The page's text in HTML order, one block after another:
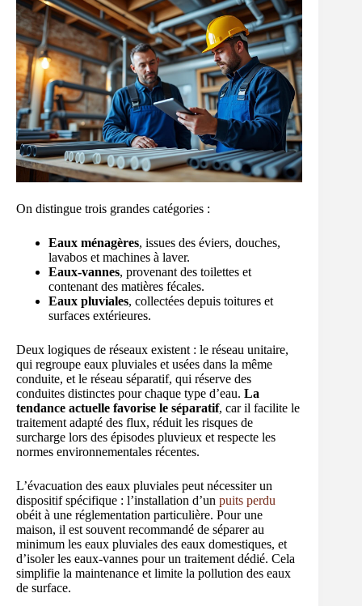
On distingue trois grandes catégories :
Eaux ménagères, issues des éviers, douches,
lavabos et machines à laver.
Eaux-vannes, provenant des toilettes et
contenant des matières fécales.
Eaux pluviales, collectées depuis toitures et
surfaces extérieures.
Deux logiques de réseaux existent : le réseau unitaire,
qui regroupe eaux pluviales et usées dans la même
conduite, et le réseau séparatif, qui réserve des
conduites distinctes pour chaque type d’eau. La
tendance actuelle favorise le séparatif, car il facilite le
traitement adapté des flux, réduit les risques de
surcharge lors des épisodes pluvieux et respecte les
normes environnementales récentes.
L’évacuation des eaux pluviales peut nécessiter un
dispositif spécifique : l’installation d’un puits perdu
obéit à une réglementation particulière. Pour une
maison, il est souvent recommandé de séparer au
minimum les eaux pluviales des eaux domestiques, et
d’isoler les eaux-vannes pour un traitement dédié. Cela
simplifie la maintenance et limite la pollution des eaux
de surface.